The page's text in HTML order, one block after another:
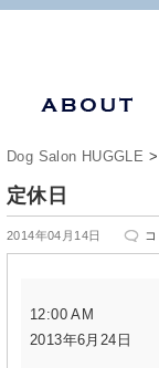
Dog Salon HUGGLE
定休日
2014年04月14日
定
休
休
日
12:00 AM
2013年6月24日